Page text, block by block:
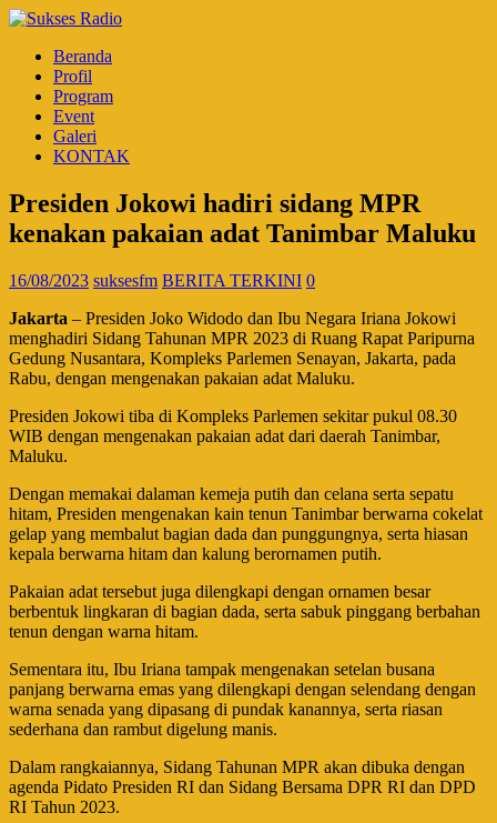
Beranda
Profil
Program
Event
Galeri
KONTAK
Presiden Jokowi hadiri sidang MPR
kenakan pakaian adat Tanimbar Maluku
16/08/2023 suksesfm BERITA TERKINI 0
Jakarta – Presiden Joko Widodo dan Ibu Negara Iriana Jokowi
menghadiri Sidang Tahunan MPR 2023 di Ruang Rapat Paripurna
Gedung Nusantara, Kompleks Parlemen Senayan, Jakarta, pada
Rabu, dengan mengenakan pakaian adat Maluku.
Presiden Jokowi tiba di Kompleks Parlemen sekitar pukul 08.30
WIB dengan mengenakan pakaian adat dari daerah Tanimbar,
Maluku.
Dengan memakai dalaman kemeja putih dan celana serta sepatu
hitam, Presiden mengenakan kain tenun Tanimbar berwarna cokelat
gelap yang membalut bagian dada dan punggungnya, serta hiasan
kepala berwarna hitam dan kalung berornamen putih.
Pakaian adat tersebut juga dilengkapi dengan ornamen besar
berbentuk lingkaran di bagian dada, serta sabuk pinggang berbahan
tenun dengan warna hitam.
Sementara itu, Ibu Iriana tampak mengenakan setelan busana
panjang berwarna emas yang dilengkapi dengan selendang dengan
warna senada yang dipasang di pundak kanannya, serta riasan
sederhana dan rambut digelung manis.
Dalam rangkaiannya, Sidang Tahunan MPR akan dibuka dengan
agenda Pidato Presiden RI dan Sidang Bersama DPR RI dan DPD
RI Tahun 2023.